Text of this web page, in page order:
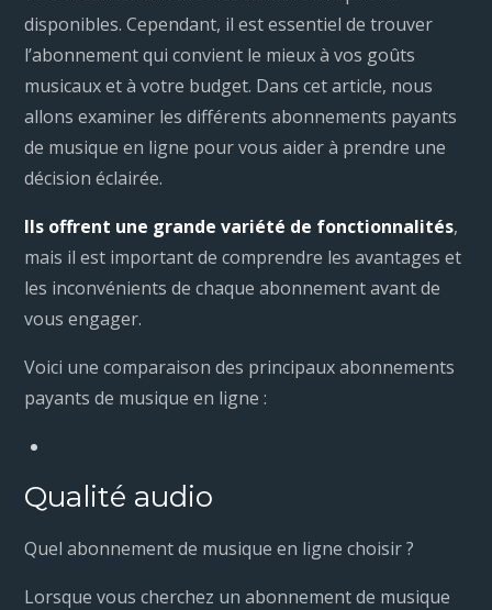
disponibles. Cependant, il est essentiel de trouver
l’abonnement qui convient le mieux à vos goûts
musicaux et à votre budget. Dans cet article, nous
allons examiner les différents abonnements payants
de musique en ligne pour vous aider à prendre une
décision éclairée.
Ils offrent une grande variété de fonctionnalités,
mais il est important de comprendre les avantages et
les inconvénients de chaque abonnement avant de
vous engager.
Voici une comparaison des principaux abonnements
payants de musique en ligne :
Qualité audio
Quel abonnement de musique en ligne choisir ?
Lorsque vous cherchez un abonnement de musique